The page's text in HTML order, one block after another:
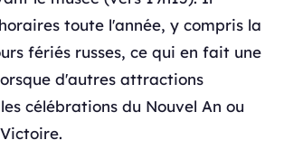
toute l'année, y compris la
fériés russes, ce qui en fait une
d'autres attractions
célébrations du Nouvel An ou